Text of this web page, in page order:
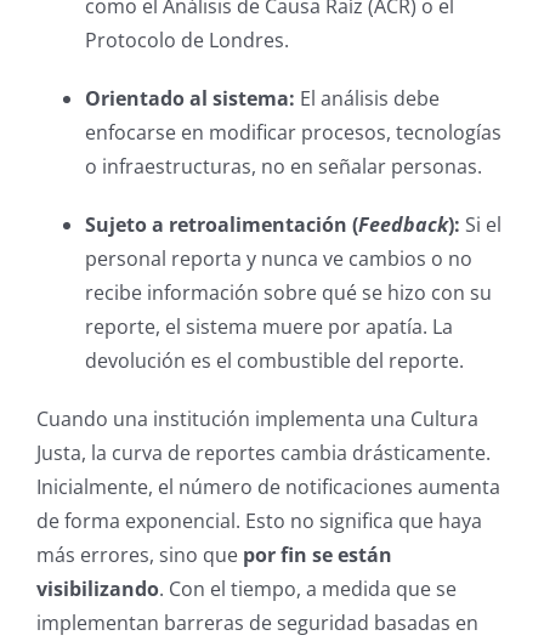
como el Análisis de Causa Raíz (ACR) o el
Protocolo de Londres.
Orientado al sistema: El análisis debe
enfocarse en modificar procesos, tecnologías
o infraestructuras, no en señalar personas.
Sujeto a retroalimentación (Feedback): Si el
personal reporta y nunca ve cambios o no
recibe información sobre qué se hizo con su
reporte, el sistema muere por apatía. La
devolución es el combustible del reporte.
Cuando una institución implementa una Cultura
Justa, la curva de reportes cambia drásticamente.
Inicialmente, el número de notificaciones aumenta
de forma exponencial. Esto no significa que haya
más errores, sino que por fin se están
visibilizando. Con el tiempo, a medida que se
implementan barreras de seguridad basadas en